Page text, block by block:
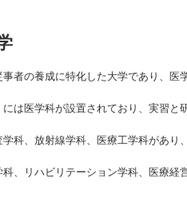
者の養成に特化した大学であり、医
には医学科が設置されており、実習と
科、放射線学科、医療工学科があり
、リハビリテーション学科、医療経